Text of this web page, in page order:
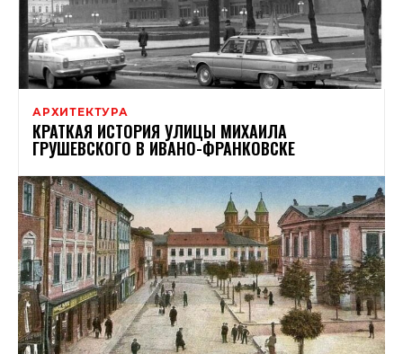
АРХИТЕКТУРА
КРАТКАЯ ИСТОРИЯ УЛИЦЫ МИХАИЛА
ГРУШЕВСКОГО В ИВАНО-ФРАНКОВСКЕ